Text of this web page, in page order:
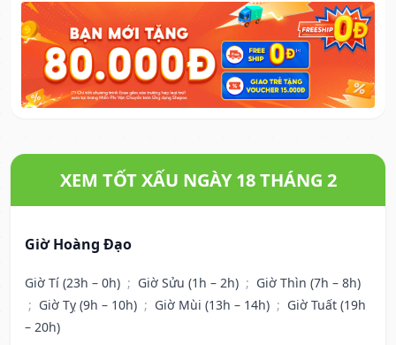
XEM TỐT XẤU NGÀY 18 THÁNG 2
Giờ Hoàng Đạo
Giờ Tí (23h – 0h) ; Giờ Sửu (1h – 2h) ; Giờ Thìn (7h – 8h)
; Giờ Tỵ (9h – 10h) ; Giờ Mùi (13h – 14h) ; Giờ Tuất (19h
– 20h)